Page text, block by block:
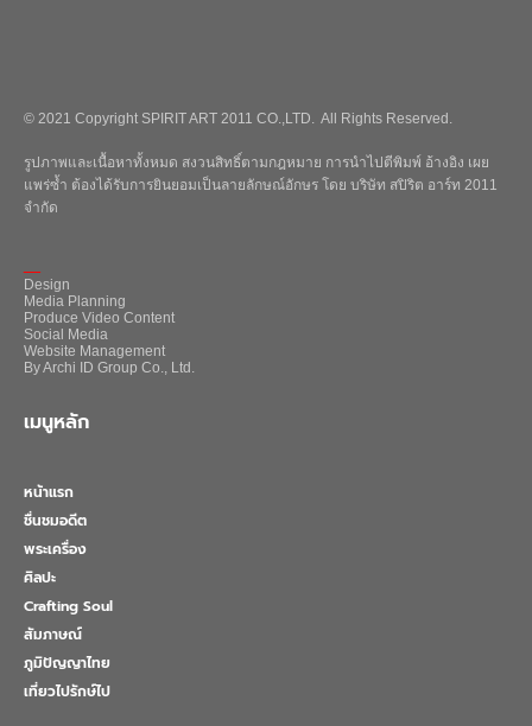
© 2021 Copyright SPIRIT ART 2011 CO.,LTD. All Rights Reserved.
รูปภาพและเนื้อหาทั้งหมด สงวนสิทธิ์ตามกฎหมาย การนำไปตีพิมพ์ อ้างอิง เผย
แพร่ซ้ำ ต้องได้รับการยินยอมเป็นลายลักษณ์อักษร โดย บริษัท สปิริต อาร์ท 2011
จำกัด
Design
Media Planning
Produce Video Content
Social Media
Website Management
By Archi ID Group Co., Ltd.
เมนูหลัก
หน้าแรก
ชื่นชมอดีต
พระเครื่อง
ศิลปะ
Crafting Soul
สัมภาษณ์
ภูมิปัญญาไทย
เที่ยวไปรักษ์ไป